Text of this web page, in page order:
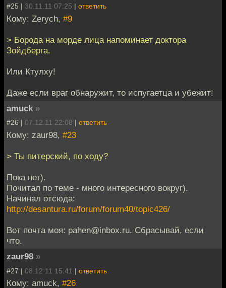
#25 | 30.11.11 07:25 | ответить
Кому: Zerych, #9
> Борода на морде лица напоминает доктора
Зойдберга.
Или Ктулху!
Даже если враг обнаружит, то испугаетца и убежит!
amuck »
#26 | 07.12.11 22:08 | ответить
Кому: zaur98, #23
> Ты питерский, по ходу?
Пока нет).
Почитал по теме - много интересного вокруг).
Начинал отсюда:
http://desantura.ru/forum/forum40/topic426/
Вот почта моя: pahen@inbox.ru. Сбрасывай, если
что.
zaur98 »
#27 | 08.12.11 15:41 | ответить
Кому: amuck, #26